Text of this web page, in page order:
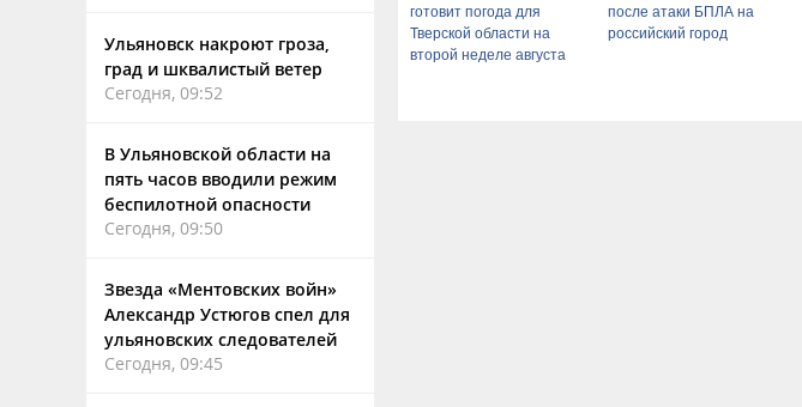
Ульяновск накроют гроза,
град и шквалистый ветер
Сегодня, 09:52
В Ульяновской области на
пять часов вводили режим
беспилотной опасности
Сегодня, 09:50
Звезда «Ментовских войн»
Александр Устюгов спел для
ульяновских следователей
Сегодня, 09:45
готовит погода для
Тверской области на
второй неделе августа
после атаки БПЛА на
российский город